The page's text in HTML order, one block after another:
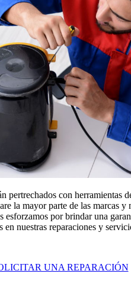
pertrechados con herramientas
la mayor parte de las marcas y
esforzamos por brindar una
nuestras reparaciones y
UNA REPARACIÓN